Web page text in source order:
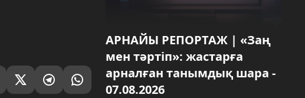
АРНАЙЫ РЕПОРТАЖ | «Заң
мен тәртіп»: жастарға
арналған танымдық шара -
07.08.2026